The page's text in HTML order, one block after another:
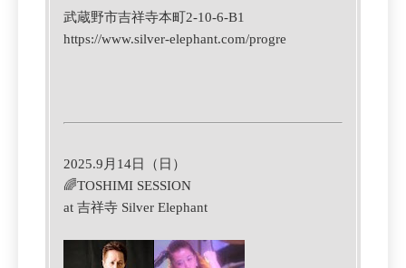
武蔵野市吉祥寺本町2-10-6-B1
https://www.silver-elephant.com/progre
2025.9月14日（日）
🌈TOSHIMI SESSION
at 吉祥寺 Silver Elephant